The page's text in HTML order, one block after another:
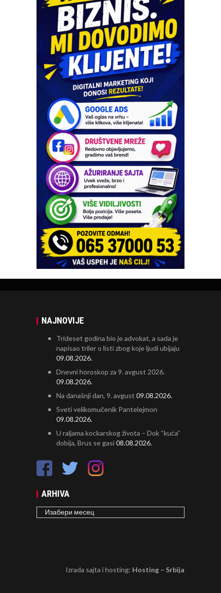
NAJNOVIJE
Trideset godina bio je advokat, a sada je
napisao triler o listi zbog koje ljudi ubijaju
09.08.2026.
Dnevni horoskop za 9. avgust 2026.
09.08.2026.
Na današnji dan, 9. avgust 09.08.2026.
Sveti velikomučenik Pantelejmon
09.08.2026.
U raljama kockarskog života – Dok “kuća”
dobija, Brus se gasi08.08.2026.
ARHIVA
ARHIVA
Izrada sajta i hosting: Hosting – Srbija